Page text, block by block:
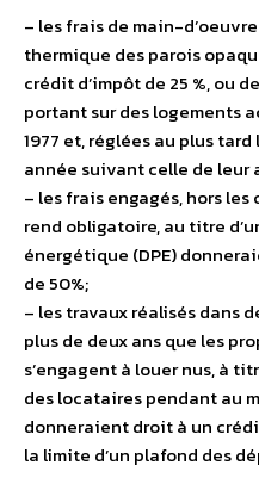
– les frais de main-
thermique des parois
crédit d’impôt de 25 %, ou
portant sur des logements
1977 et, réglées au plus
année suivant celle de leur
– les frais engagés, hors
rend obligatoire, au titre
énergétique (DPE)
de 50%;
– les travaux réalisés dans
plus de deux ans que les
s’engagent à louer nus, à
des locataires pendant au
donneraient droit à un
la limite d’un plafond des